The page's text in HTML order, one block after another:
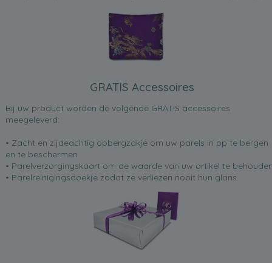
GRATIS Accessoires
Bij uw product worden de volgende GRATIS accessoires
meegeleverd:
• Zacht en zijdeachtig opbergzakje om uw parels in op te bergen
en te beschermen
• Parelverzorgingskaart om de waarde van uw artikel te
• Parelreinigingsdoekje zodat ze verliezen nooit hun glans.